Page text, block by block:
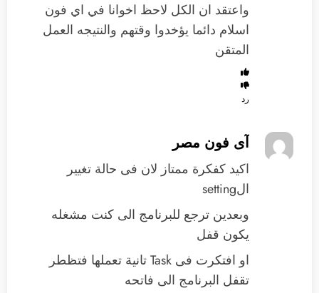
واعتقد ان الكل لاحظ اخوانا في اي فون
اسلام دائما يؤخدوا وقتهم والنتيجه العمل
المتقن
رد
آى فون مصر
اكيد كفكرة ممتاز لان فى حالة تغيير
الsetting
وبعدين ترجع للبرنامج الى كنت مشغله
يكون قفل
او افتكرت فى Task تانية تعملها فتظطر
تقفل البرنامج الى فاتحه